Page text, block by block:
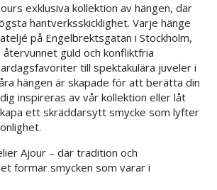
exklusiva kollektion av hängen, där
hantverksskicklighet. Varje hänge
på Engelbrektsgatan i Stockholm,
guld och konfliktfria
till spektakulära juveler i
hängen är skapade för att berätta din
inspireras av vår kollektion eller låt
ett skräddarsytt smycke som lyfter
Ajour – där tradition och
formar smycken som varar i